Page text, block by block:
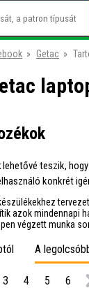
» Getac »
lehetővé teszik,
konkrét
azok mindennapi
végzett munka
A
3 4 5 6